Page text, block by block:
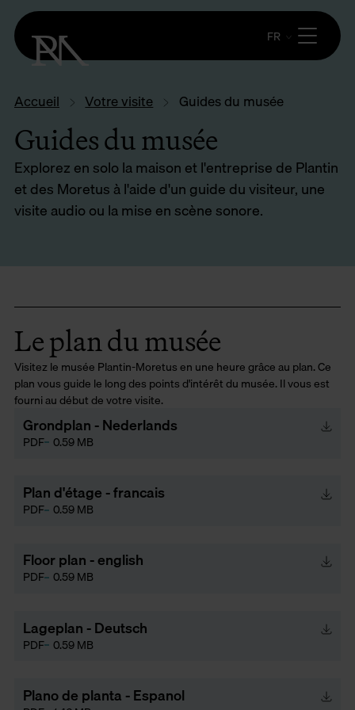
FR
Accueil Votre visite Guides du musée
Guides du musée
Explorez en solo la maison et l'entreprise de Plantin
et des Moretus à l'aide d'un guide du visiteur, une
visite audio ou la mise en scène sonore.
Le plan du musée
Visitez le musée Plantin-Moretus en une heure grâce au plan. Ce
plan vous guide le long des points d'intérêt du musée. Il vous est
fourni au début de votre visite.
Grondplan - Nederlands
PDF 0.59 MB
Plan d'étage - francais
PDF 0.59 MB
Floor plan - english
PDF 0.59 MB
Lageplan - Deutsch
PDF 0.59 MB
Plano de planta - Espanol